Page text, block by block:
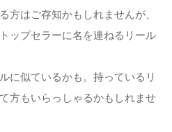
方はご存知かもしれませんが、
ップセラーに名を連ねるリール
に似ているかも。持っているリ
方もいらっしゃるかもしれませ